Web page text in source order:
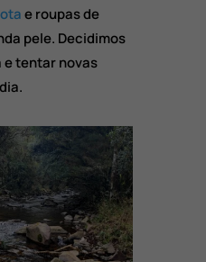
e roupas de
pele. Decidimos
tentar novas